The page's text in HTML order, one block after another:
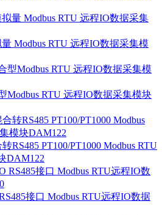
Modbus RTU 远程IO数据采集模
Modbus RTU 远程IO数据采集模块
RS485 PT100/PT1000 Modbus RTU
DAM122
接口 Modbus RTU远程IO数据